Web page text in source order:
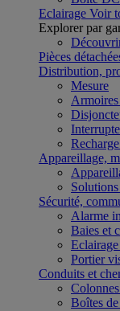
Eclairage Voir
Explorer par
Pièces
Distribution,
Mesure
Appareillage,
Sécurité,
Alarme
Baies et
Portier
Conduits et
Boîtes